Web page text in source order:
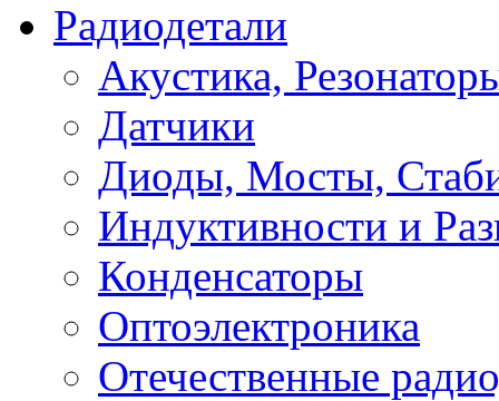
Радиодетали
Акустика,
Датчики
Диоды, Мосты,
Индуктивности и
Конденсаторы
Оптоэлектроника
Отечественные